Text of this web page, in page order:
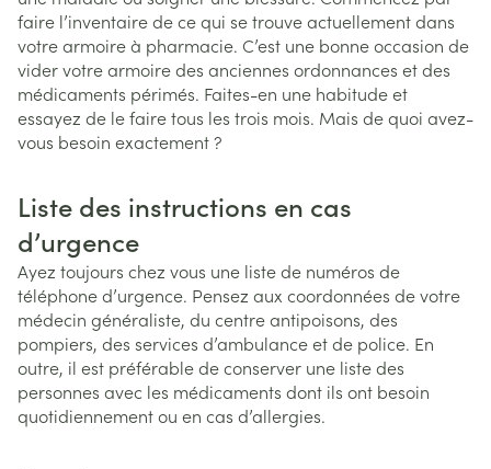
faire l’inventaire de ce qui se trouve actuellement dans
votre armoire à pharmacie. C’est une bonne occasion de
vider votre armoire des anciennes ordonnances et des
médicaments périmés. Faites-en une habitude et
essayez de le faire tous les trois mois. Mais de quoi avez-
vous besoin exactement ?
Liste des instructions en cas
d’urgence
Ayez toujours chez vous une liste de numéros de
téléphone d’urgence. Pensez aux coordonnées de votre
médecin généraliste, du centre antipoisons, des
pompiers, des services d’ambulance et de police. En
outre, il est préférable de conserver une liste des
personnes avec les médicaments dont ils ont besoin
quotidiennement ou en cas d’allergies.